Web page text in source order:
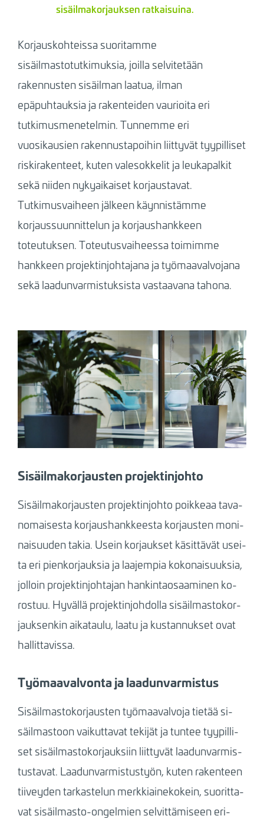
sisäilmakorjauksen ratkaisuina.
Korjauskohteissa suoritamme
sisäilmastotutkimuksia, joilla selvitetään
rakennusten sisäilman laatua, ilman
epäpuhtauksia ja rakenteiden vaurioita eri
tutkimusmenetelmin. Tunnemme eri
vuosikausien rakennustapoihin liittyvät tyypilliset
riskirakenteet, kuten valesokkelit ja leukapalkit
sekä niiden nykyaikaiset korjaustavat.
Tutkimusvaiheen jälkeen käynnistämme
korjaussuunnittelun ja korjaushankkeen
toteutuksen. Toteutusvaiheessa toimimme
hankkeen projektinjohtajana ja työmaavalvojana
sekä laadunvarmistuksista vastaavana tahona.
Sisäilmakorjausten projektinjohto
Si­säil­ma­kor­jaus­ten pro­jek­tin­joh­to poik­keaa ta­va­
no­mai­ses­ta kor­jaus­hank­kees­ta kor­jaus­ten mo­ni­
nai­suu­den ta­kia. Usein kor­jauk­set kä­sit­tä­vät usei­
ta eri pien­kor­jauk­sia ja laa­jem­pia ko­ko­nai­suuk­sia,
jol­loin pro­jek­tin­joh­ta­jan han­kin­tao­saa­mi­nen ko­
ros­tuu. Hy­väl­lä pro­jek­tin­joh­dol­la si­säil­mas­to­kor­
jauk­sen­kin ai­ka­tau­lu, laa­tu ja kus­tan­nuk­set ovat
hal­lit­ta­vis­sa.
Työmaavalvonta ja laadunvarmistus
Si­säil­mas­to­kor­jaus­ten työ­maa­val­vo­ja tietää si­
säil­mas­toon vai­kut­ta­vat te­ki­jät ja tun­tee tyy­pil­li­
set si­säil­mas­to­kor­jauk­siin liit­ty­vät laa­dun­var­mis­
tus­ta­vat. Laa­dun­var­mis­tus­työn, ku­ten ra­ken­teen
tii­vey­den tar­kas­te­lun merk­kiai­ne­ko­kein, suo­rit­ta­
vat si­säil­mas­to-on­gel­mien sel­vit­tä­mi­seen eri­